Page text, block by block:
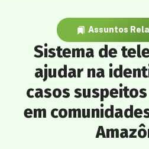
Assuntos
Sistema de
ajudar na
casos
em